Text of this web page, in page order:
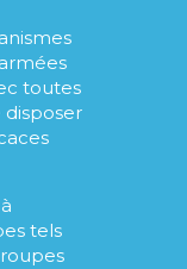
toutes
disposer
tels